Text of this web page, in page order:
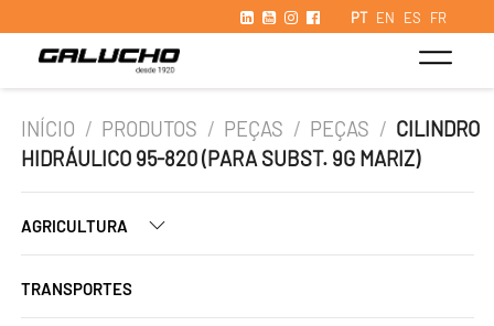
PT EN ES FR
INÍCIO / PRODUTOS / PEÇAS / PEÇAS / CILINDRO
HIDRÁULICO 95-820 (PARA SUBST. 9G MARIZ)
AGRICULTURA
TRANSPORTES